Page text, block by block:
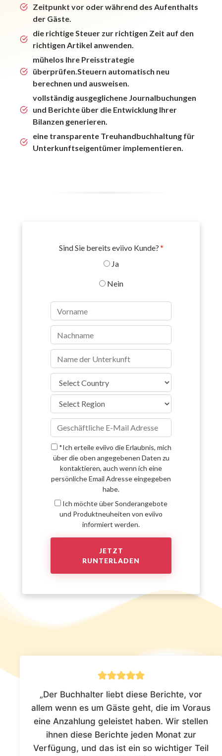
Zeitpunkt vor oder während des Aufenthalts
der Gäste.
die richtige Steuer zur richtigen Zeit auf den
richtigen Artikel anwenden.
mühelos Ihre Preisstrategie
überprüfen.Steuern automatisch neu
berechnen und ausweisen.
vollständig ausgeglichene Journalbuchungen
und Berichte über die Entwicklung Ihrer
Bilanzen generieren.
eine transparente Treuhandbuchhaltung für
Unterkunftseigentümer implementieren.
Sind Sie bereits eviivo Kunde?*
Ja
Nein
*Ich erteile eviivo die Erlaubnis, mich
über die oben angegebenen Daten zu
kontaktieren, auch wenn ich eine
persönliche Email Adresse eingegeben
habe.
Ich möchte über Sonderangebote
und Produktneuheiten von eviivo
informiert werden.
„Der Buchhalter liebt diese Berichte, vor
allem wenn es um Gäste geht, die im Voraus
eine Anzahlung geleistet haben. Wir stellen
ihnen diese Berichte jeden Monat zur
Verfügung, und das ist ein so wichtiger Teil